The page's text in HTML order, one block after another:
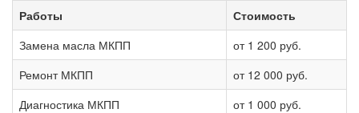
Работы
Стоимость
Замена масла МКПП
от 1 200 руб.
Ремонт МКПП
от 12 000 руб.
Диагностика МКПП
от 1 000 руб.